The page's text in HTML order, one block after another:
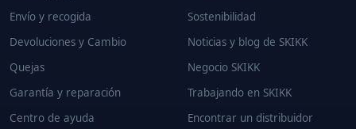
Envío y recogida
Devoluciones y Cambio
Quejas
Garantía y reparación
Centro de ayuda
Sostenibilidad
Noticias y blog de SKIKK
Negocio SKIKK
Trabajando en SKIKK
Encontrar un distribuidor